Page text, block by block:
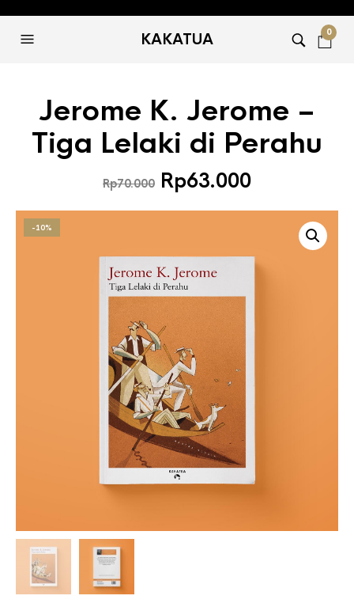
KAKATUA 0
Jerome K. Jerome –
Tiga Lelaki di Perahu
Rp70.000 Harga
aslinya
adalah:
Rp63.000Harga
ini
adalah:
Rp63.000.
-10%